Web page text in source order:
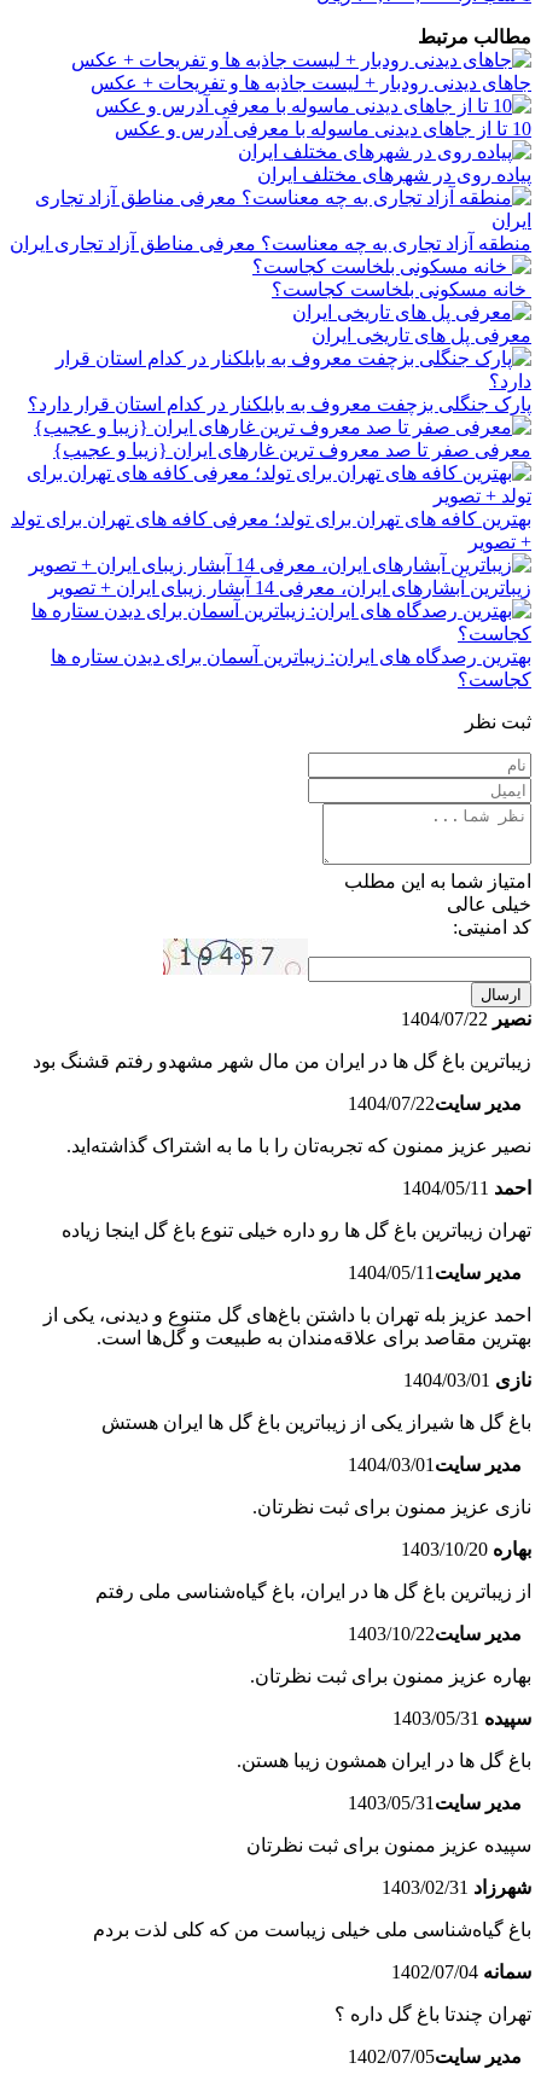
مطالب مرتبط
جاهای دیدنی رودبار + لیست جاذبه ها و تفریحات + عکس
10 تا از جاهای دیدنی ماسوله با معرفی آدرس و عکس
پیاده روی در شهرهای مختلف ایران
منطقه آزاد تجاری به چه معناست؟ معرفی مناطق آزاد تجاری ایران
خانه مسکونی بلخاست کجاست؟
معرفی پل های تاریخی ایران
پارک جنگلی بزچفت معروف به بابلکنار در کدام استان قرار دارد؟
معرفی صفر تا صد معروف ترین غارهای ایران {زیبا و عجیب}
بهترین کافه های تهران برای تولد؛ معرفی کافه های تهران برای تولد
+ تصویر
زیباترین آبشارهای ایران، معرفی 14 آبشار زیبای ایران + تصویر
بهترین رصدگاه های ایران: زیباترین آسمان برای دیدن ستاره ها
کجاست؟
ثبت نظر
امتیاز شما به این مطلب
خیلی عالی
کد امنیتی:
ارسال
نصیر 1404/07/22
زیباترین باغ گل ها در ایران من مال شهر مشهدو رفتم قشنگ بود
مدیر سایت1404/07/22
نصیر عزیز ممنون که تجربه‌تان را با ما به اشتراک گذاشته‌اید.
احمد 1404/05/11
تهران زیباترین باغ گل ها رو داره خیلی تنوع باغ گل اینجا زیاده
مدیر سایت 1404/05/11
احمد عزیز بله تهران با داشتن باغ‌های گل متنوع و دیدنی، یکی از
بهترین مقاصد برای علاقه‌مندان به طبیعت و گل‌ها است.
نازی 1404/03/01
باغ گل ها شیراز یکی از زیباترین باغ گل ها ایران هستش
مدیر سایت 1404/03/01
نازی عزیز ممنون برای ثبت نظرتان.
بهاره 1403/10/20
از زیباترین باغ گل ها در ایران، باغ گیاه‌شناسی ملی رفتم
مدیر سایت1403/10/22
بهاره عزیز ممنون برای ثبت نظرتان.
سپیده 1403/05/31
باغ گل ها در ایران همشون زیبا هستن.
مدیر سایت 1403/05/31
سپیده عزیز ممنون برای ثبت نظرتان
شهرزاد 1403/02/31
باغ گیاه‌شناسی ملی خیلی زیباست من که کلی لذت بردم
سمانه 1402/07/04
تهران چندتا باغ گل داره ؟
مدیر سایت1402/07/05